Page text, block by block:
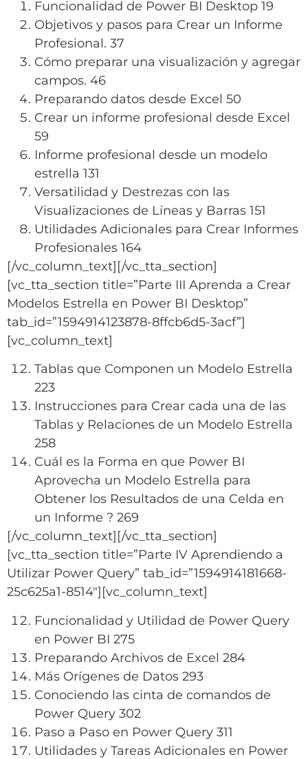
Funcionalidad de Power BI Desktop 19
Objetivos y pasos para Crear un Informe
Profesional. 37
Cómo preparar una visualización y agregar
campos. 46
Preparando datos desde Excel 50
Crear un informe profesional desde Excel
59
Informe profesional desde un modelo
estrella 131
Versatilidad y Destrezas con las
Visualizaciones de Líneas y Barras 151
Utilidades Adicionales para Crear Informes
Profesionales 164
[/vc_column_text][/vc_tta_section]
[vc_tta_section title=”Parte III Aprenda a Crear
Modelos Estrella en Power BI Desktop”
tab_id=”1594914123878-8ffcb6d5-3acf”]
[vc_column_text]
Tablas que Componen un Modelo Estrella
223
Instrucciones para Crear cada una de las
Tablas y Relaciones de un Modelo Estrella
258
Cuál es la Forma en que Power BI
Aprovecha un Modelo Estrella para
Obtener los Resultados de una Celda en
un Informe ? 269
[/vc_column_text][/vc_tta_section]
[vc_tta_section title=”Parte IV Aprendiendo a
Utilizar Power Query” tab_id=”1594914181668-
25c625a1-8514″][vc_column_text]
Funcionalidad y Utilidad de Power Query
en Power BI 275
Preparando Archivos de Excel 284
Más Orígenes de Datos 293
Conociendo las cinta de comandos de
Power Query 302
Paso a Paso en Power Query 311
Utilidades y Tareas Adicionales en Power